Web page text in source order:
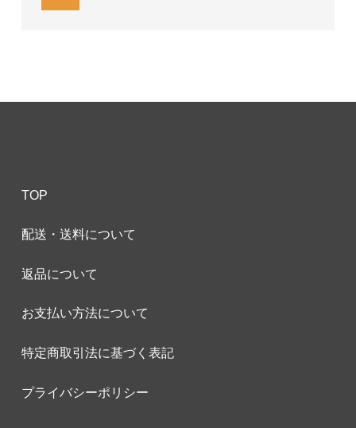
TOP
配送・送料について
返品について
お支払い方法について
特定商取引法に基づく表記
プライバシーポリシー